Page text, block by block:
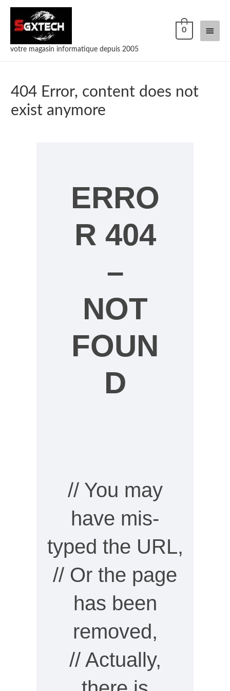
votre magasin informatique depuis 2005
0
404 Error, content does not
exist anymore
ERRO
R 404
–
NOT
FOUN
D
// You may
have mis-
typed the URL,
// Or the page
has been
removed,
// Actually,